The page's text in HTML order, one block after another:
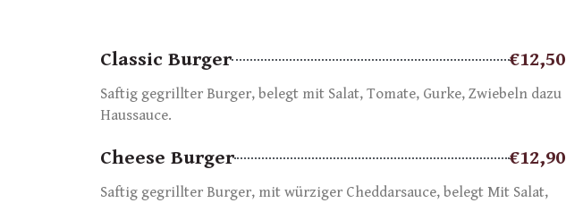
Classic Burger €12,50
Saftig gegrillter Burger, belegt mit Salat, Tomate, Gurke, Zwiebeln dazu
Haussauce.
Cheese Burger €12,90
Saftig gegrillter Burger, mit würziger Cheddarsauce, belegt Mit Salat,